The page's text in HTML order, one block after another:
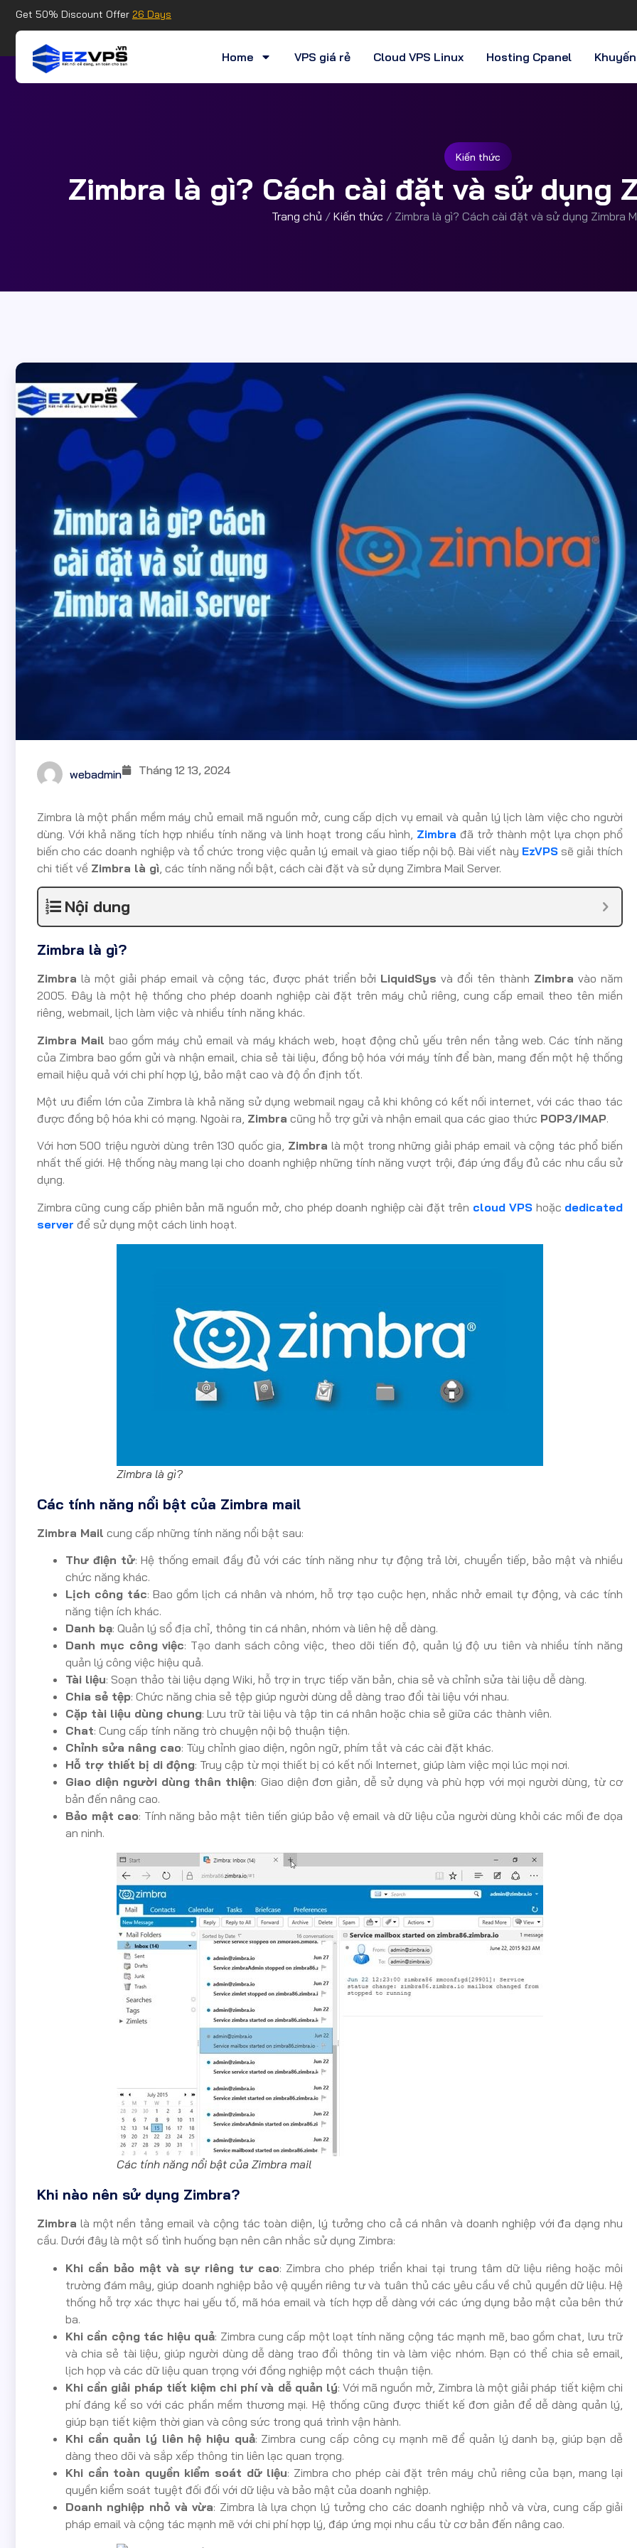
Get 50% Discount Offer 26 Days
Home VPS giá rẻ Cloud VPS Linux Hosting Cpanel
Kiến thức
Zimbra là gì? Cách cài đặt và sử dụng
Trang chủ / Kiến thức / Zimbra là gì? Cách cài đặt và sử dụng Zimbra
webadmin Tháng 12 13, 2024
Zimbra là một phần mềm máy chủ email mã nguồn mở, cung cấp dịch vụ email và quản lý lịch làm việc cho người
dùng. Với khả năng tích hợp nhiều tính năng và linh hoạt trong cấu hình, Zimbra đã trở thành một lựa chọn phổ
biến cho các doanh nghiệp và tổ chức trong việc quản lý email và giao tiếp nội bộ. Bài viết này EzVPSsẽ giải thích
chi tiết về Zimbra là gì , các tính năng nổi bật, cách cài đặt và sử dụng Zimbra Mail Server.
Nội dung
Zimbra là gì?
Zimbra là một giải pháp email và cộng tác, được phát triển bởi LiquidSys và đổi tên thành Zimbra vào năm
2005. Đây là một hệ thống cho phép doanh nghiệp cài đặt trên máy chủ riêng, cung cấp email theo tên miền
riêng, webmail, lịch làm việc và nhiều tính năng khác.
Zimbra Mail bao gồm máy chủ email và máy khách web, hoạt động chủ yếu trên nền tảng web. Các tính năng
của Zimbra bao gồm gửi và nhận email, chia sẻ tài liệu, đồng bộ hóa với máy tính để bàn, mang đến một hệ thống
email hiệu quả với chi phí hợp lý, bảo mật cao và độ ổn định tốt.
Một ưu điểm lớn của Zimbra là khả năng sử dụng webmail ngay cả khi không có kết nối internet, với các thao tác
được đồng bộ hóa khi có mạng. Ngoài ra, Zimbra cũng hỗ trợ gửi và nhận email qua các giao thức POP3/IMAP.
Với hơn 500 triệu người dùng trên 130 quốc gia, Zimbra là một trong những giải pháp email và cộng tác phổ biến
nhất thế giới. Hệ thống này mang lại cho doanh nghiệp những tính năng vượt trội, đáp ứng đầy đủ các nhu cầu sử
dụng.
Zimbra cũng cung cấp phiên bản mã nguồn mở, cho phép doanh nghiệp cài đặt trên cloud VPS hoặc dedicated
server để sử dụng một cách linh hoạt.
Zimbra là gì?
Các tính năng nổi bật của Zimbra mail
Zimbra Mail cung cấp những tính năng nổi bật sau:
Thư điện tử: Hệ thống email đầy đủ với các tính năng như tự động trả lời, chuyển tiếp, bảo mật và nhiều
chức năng khác.
Lịch công tác: Bao gồm lịch cá nhân và nhóm, hỗ trợ tạo cuộc hẹn, nhắc nhở email tự động, và các tính
năng tiện ích khác.
Danh bạ: Quản lý sổ địa chỉ, thông tin cá nhân, nhóm và liên hệ dễ dàng.
Danh mục công việc: Tạo danh sách công việc, theo dõi tiến độ, quản lý độ ưu tiên và nhiều tính năng
quản lý công việc hiệu quả.
Tài liệu: Soạn thảo tài liệu dạng Wiki, hỗ trợ in trực tiếp văn bản, chia sẻ và chỉnh sửa tài liệu dễ dàng.
Chia sẻ tệp: Chức năng chia sẻ tệp giúp người dùng dễ dàng trao đổi tài liệu với nhau.
Cặp tài liệu dùng chung: Lưu trữ tài liệu và tập tin cá nhân hoặc chia sẻ giữa các thành viên.
Chat: Cung cấp tính năng trò chuyện nội bộ thuận tiện.
Chỉnh sửa nâng cao: Tùy chỉnh giao diện, ngôn ngữ, phím tắt và các cài đặt khác.
Hỗ trợ thiết bị di động: Truy cập từ mọi thiết bị có kết nối Internet, giúp làm việc mọi lúc mọi nơi.
Giao diện người dùng thân thiện: Giao diện đơn giản, dễ sử dụng và phù hợp với mọi người dùng, từ cơ
bản đến nâng cao.
Bảo mật cao: Tính năng bảo mật tiên tiến giúp bảo vệ email và dữ liệu của người dùng khỏi các mối đe dọa
an ninh.
Các tính năng nổi bật của Zimbra mail
Khi nào nên sử dụng Zimbra?
Zimbra là một nền tảng email và cộng tác toàn diện, lý tưởng cho cả cá nhân và doanh nghiệp với đa dạng nhu
cầu. Dưới đây là một số tình huống bạn nên cân nhắc sử dụng Zimbra:
Khi cần bảo mật và sự riêng tư cao: Zimbra cho phép triển khai tại trung tâm dữ liệu riêng hoặc môi
trường đám mây, giúp doanh nghiệp bảo vệ quyền riêng tư và tuân thủ các yêu cầu về chủ quyền dữ liệu. Hệ
thống hỗ trợ xác thực hai yếu tố, mã hóa email và tích hợp dễ dàng với các ứng dụng bảo mật của bên thứ
ba.
Khi cần cộng tác hiệu quả: Zimbra cung cấp một loạt tính năng cộng tác mạnh mẽ, bao gồm chat, lưu trữ
và chia sẻ tài liệu, giúp người dùng dễ dàng trao đổi thông tin và làm việc nhóm. Bạn có thể chia sẻ email,
lịch họp và các dữ liệu quan trọng với đồng nghiệp một cách thuận tiện.
Khi cần giải pháp tiết kiệm chi phí và dễ quản lý: Với mã nguồn mở, Zimbra là một giải pháp tiết kiệm chi
phí đáng kể so với các phần mềm thương mại. Hệ thống cũng được thiết kế đơn giản để dễ dàng quản lý,
giúp bạn tiết kiệm thời gian và công sức trong quá trình vận hành.
Khi cần quản lý liên hệ hiệu quả: Zimbra cung cấp công cụ mạnh mẽ để quản lý danh bạ, giúp bạn dễ
dàng theo dõi và sắp xếp thông tin liên lạc quan trọng.
Khi cần toàn quyền kiểm soát dữ liệu: Zimbra cho phép cài đặt trên máy chủ riêng của bạn, mang lại
quyền kiểm soát tuyệt đối đối với dữ liệu và bảo mật của doanh nghiệp.
Doanh nghiệp nhỏ và vừa: Zimbra là lựa chọn lý tưởng cho các doanh nghiệp nhỏ và vừa, cung cấp giải
pháp email và cộng tác mạnh mẽ với chi phí hợp lý, đáp ứng mọi nhu cầu từ cơ bản đến nâng cao.